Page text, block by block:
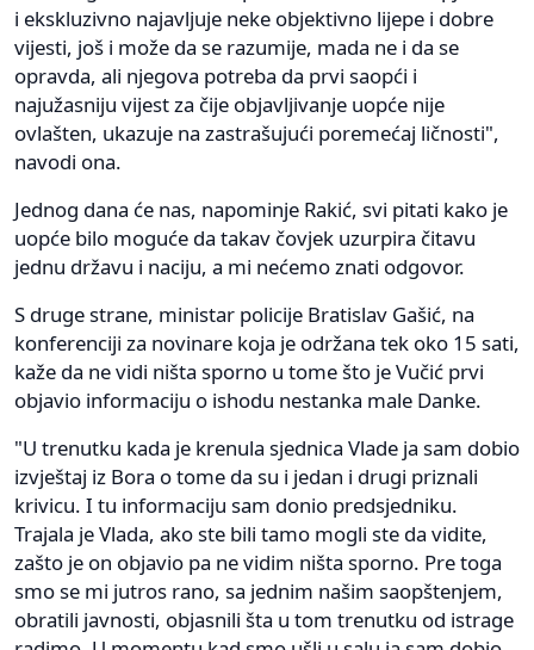
i ekskluzivno najavljuje neke objektivno lijepe i dobre
vijesti, još i može da se razumije, mada ne i da se
opravda, ali njegova potreba da prvi saopći i
najužasniju vijest za čije objavljivanje uopće nije
ovlašten, ukazuje na zastrašujući poremećaj ličnosti",
navodi ona.
Jednog dana će nas, napominje Rakić, svi pitati kako je
uopće bilo moguće da takav čovjek uzurpira čitavu
jednu državu i naciju, a mi nećemo znati odgovor.
S druge strane, ministar policije Bratislav Gašić, na
konferenciji za novinare koja je održana tek oko 15 sati,
kaže da ne vidi ništa sporno u tome što je Vučić prvi
objavio informaciju o ishodu nestanka male Danke.
"U trenutku kada je krenula sjednica Vlade ja sam dobio
izvještaj iz Bora o tome da su i jedan i drugi priznali
krivicu. I tu informaciju sam donio predsjedniku.
Trajala je Vlada, ako ste bili tamo mogli ste da vidite,
zašto je on objavio pa ne vidim ništa sporno. Pre toga
smo se mi jutros rano, sa jednim našim saopštenjem,
obratili javnosti, objasnili šta u tom trenutku od istrage